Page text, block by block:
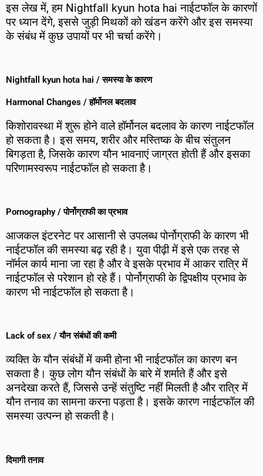
इस लेख में, हम Nightfall kyun hota hai नाईटफॉल के कारणों
पर ध्यान देंगे, इससे जुड़ी मिथकों को खंडन करेंगे और इस समस्या
के संबंध में कुछ उपायों पर भी चर्चा करेंगे।
Nightfall kyun hota hai / समस्या के कारण
Harmonal Changes / हॉर्मोनल बदलाव
किशोरावस्था में शुरू होने वाले हॉर्मोनल बदलाव के कारण नाईटफॉल
हो सकता है। इस समय, शरीर और मस्तिष्क के बीच संतुलन
बिगड़ता है, जिसके कारण यौन भावनाएं जाग्रत होती हैं और इसका
परिणामस्वरूप नाईटफॉल हो सकता है।
Pornography / पोर्नोग्राफी का प्रभाव
आजकल इंटरनेट पर आसानी से उपलब्ध पोर्नोग्राफी के कारण भी
नाईटफॉल की समस्या बढ़ रही है। युवा पीढ़ी में इसे एक तरह से
नॉर्मल कार्य माना जा रहा है और वे इसके प्रभाव में आकर रात्रि में
नाईटफॉल से परेशान हो रहे हैं। पोर्नोग्राफी के द्विपक्षीय प्रभाव के
कारण भी नाईटफॉल हो सकता है।
Lack of sex / यौन संबंधों की कमी
व्यक्ति के यौन संबंधों में कमी होना भी नाईटफॉल का कारण बन
सकता है। कुछ लोग यौन संबंधों के बारे में शर्माते हैं और इसे
अनदेखा करते हैं, जिससे उन्हें संतुष्टि नहीं मिलती है और रात्रि में
यौन तनाव का सामना करना पड़ता है। इसके कारण नाईटफॉल की
समस्या उत्पन्न हो सकती है।
दिमागी तनाव